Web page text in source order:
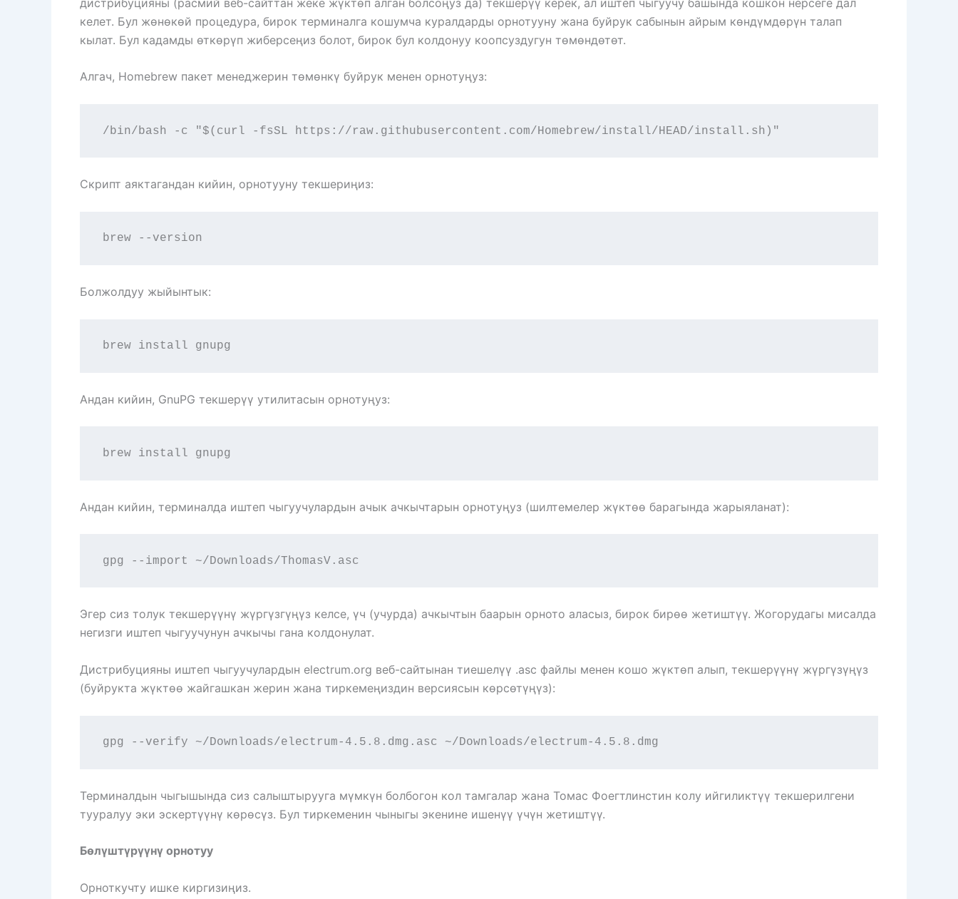
келет. Бул жөнөкөй процедура, бирок терминалга кошумча куралдарды орнотууну жана буйрук сабынын айрым көндүмдөрүн талап
кылат. Бул кадамды өткөрүп жиберсеңиз болот, бирок бул колдонуу коопсуздугун төмөндөтөт.
Алгач, Homebrew пакет менеджерин төмөнкү буйрук менен орнотуңуз:
/bin/bash -c "$(curl -fsSL https://raw.githubusercontent.com/Homebrew/install/HEAD/install.sh)"
Скрипт аяктагандан кийин, орнотууну текшериңиз:
brew --version
Болжолдуу жыйынтык:
brew install gnupg
Андан кийин, GnuPG текшерүү утилитасын орнотуңуз:
brew install gnupg
Андан кийин, терминалда иштеп чыгуучулардын ачык ачкычтарын орнотуңуз (шилтемелер жүктөө барагында жарыяланат):
gpg --import ~/Downloads/ThomasV.asc
Эгер сиз толук текшерүүнү жүргүзгүңүз келсе, үч (учурда) ачкычтын баарын орното аласыз, бирок бирөө жетиштүү. Жогорудагы мисалда
негизги иштеп чыгуучунун ачкычы гана колдонулат.
Дистрибуцияны иштеп чыгуучулардын electrum.org веб-сайтынан тиешелүү .asc файлы менен кошо жүктөп алып, текшерүүнү жүргүзүңүз
(буйрукта жүктөө жайгашкан жерин жана тиркемеңиздин версиясын көрсөтүңүз):
gpg --verify ~/Downloads/electrum-4.5.8.dmg.asc ~/Downloads/electrum-4.5.8.dmg
Терминалдын чыгышында сиз салыштырууга мүмкүн болбогон кол тамгалар жана Томас Фоегтлинстин колу ийгиликтүү текшерилгени
тууралуу эки эскертүүнү көрөсүз. Бул тиркеменин чыныгы экенине ишенүү үчүн жетиштүү.
Бөлүштүрүүнү орнотуу
Орноткучту ишке киргизиңиз.